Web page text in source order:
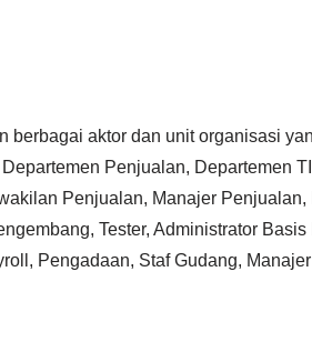
berbagai aktor dan unit organisasi
Penjualan, Departemen
Penjualan, Manajer Penjualan,
Tester, Administrator Basis
Pengadaan, Staf Gudang, Manajer